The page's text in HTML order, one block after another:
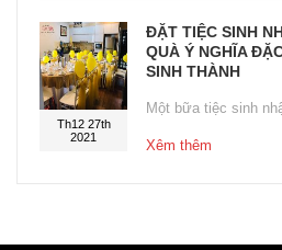
Th12 27th
2021
ĐẶT TIỆC SINH
QUÀ Ý NGHĨA
SINH THÀNH
Một bữa tiệc sinh
Xêm thêm